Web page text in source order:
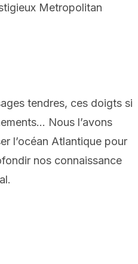
Metropolitan
tendres, ces doigts si
Nous l’avons
l’océan Atlantique pour
nos connaissance